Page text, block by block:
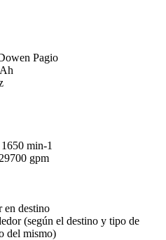
Pagio
min-1
gpm
en destino
(según el destino y tipo de
del mismo)